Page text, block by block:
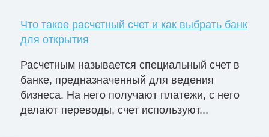
Что такое расчетный счет и как выбрать банк
для открытия
Расчетным называется специальный счет в
банке, предназначенный для ведения
бизнеса. На него получают платежи, с него
делают переводы, счет используют...